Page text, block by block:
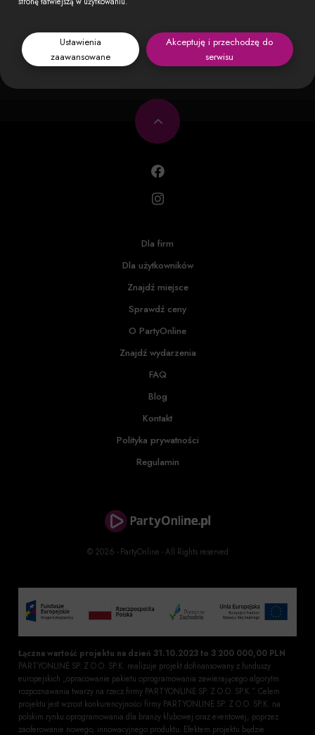
© 2026 - PartyOnline - All Rights reserved
Dla firm
Dla użytkowników
Znajdź miejsce
Sprawdź ceny
O PartyOnline
Znajdź wydarzenia
FAQ
Blog
Kontakt
Polityka prywatności
Regulamin
Łączna wartość projektu na dzień 31.10.2023 to 3 200 000,00 PLN
PARTYONLINE SP. Z O.O. SP.K. realizuje projekt dofinansowany z funduszy
europejskich „opracowanie pakietu oprogramowania zawierającego algorytm
rozpoznawania twarzy na rzecz firmy PARTYONLINE SP. Z O.O. SP.K.”. Celem
projektu jest wzrost konkurencyjności firmy PARTYONLINE SP. Z O.O. SP.K. na
polskim rynku oprogramowania dla branży klubowej oraz eventowej, poprzez
zaoferowanie nowego, innowacyjnego produktu. Efektem projektu będzie
Ustawienia
zaawansowane
Akceptuję i przechodzę do
serwisu